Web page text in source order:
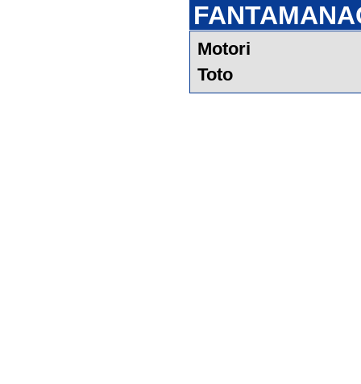
Motori
Toto